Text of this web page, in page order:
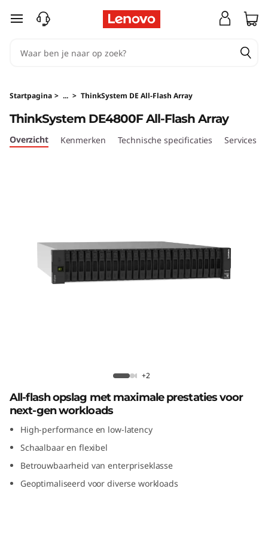
T
n
k
S
0
0
F
A
Ga naar de hoofdinhoud
Startpagina > ... > ThinkSystem DE All-Flash Array
ThinkSystem DE4800F All-Flash Array
ThinkSystem DE4800F All-Flash Array
Overzicht Kenmerken Technische specificaties Services
+2
All-flash opslag met maximale prestaties voor
next-gen workloads
High-performance en low-latency
Schaalbaar en flexibel
Betrouwbaarheid van enterpriseklasse
Geoptimaliseerd voor diverse workloads